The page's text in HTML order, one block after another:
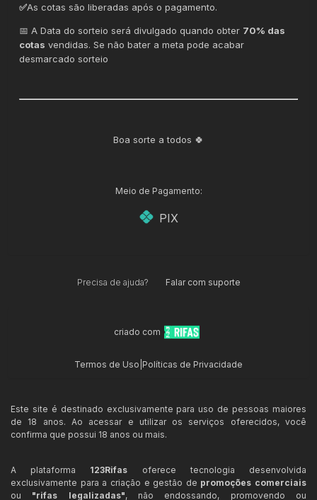
✅As cotas são liberadas após o pagamento.
📅 A Data do sorteio será divulgado quando obter 70% das
cotas vendidas. Se não bater a meta pode acabar
desmarcado sorteio
Boa sorte a todos 🍀
Meio de Pagamento:
PIX
Precisa de ajuda? Falar com suporte
criado com
Termos de Uso Políticas de Privacidade
Este site é destinado exclusivamente para uso de pessoas maiores
de 18 anos. Ao acessar e utilizar os serviços oferecidos, você
confirma que possui 18 anos ou mais.
A plataforma 123Rifas oferece tecnologia desenvolvida
exclusivamente para a criação e gestão de promoções comerciais
ou "rifas legalizadas", não endossando, promovendo ou